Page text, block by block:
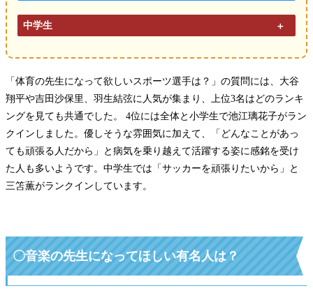
中学生
「体育の先生になって欲しいスポーツ選手は？」の質問には、大谷
翔平や吉田沙保里、羽生結弦に人気が集まり、上位3名はどのランキ
ングを見ても共通でした。 4位には全体と小学生で池江璃花子がラン
クインしました。優しそうな雰囲気に加えて、「どんなことがあっ
ても頑張る人だから」と病気を乗り越えて活躍する姿に感銘を受け
た人も多いようです。中学生では「サッカーを頑張りたいから」と
三笘薫がランクインしています。
〇音楽の先生になってほしい有名人は？